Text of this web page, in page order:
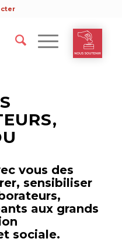
vous des
sensibiliser
aux grands
sociale.